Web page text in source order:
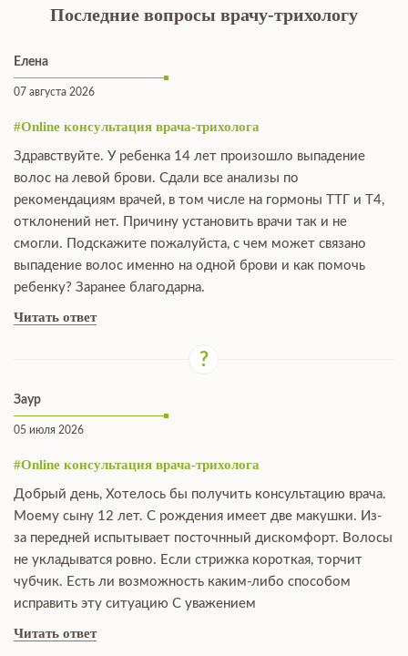
Последние вопросы врачу-трихологу
Елена
07 августа 2026
#Online консультация врача-трихолога
Здравствуйте. У ребенка 14 лет произошло выпадение
волос на левой брови. Сдали все анализы по
рекомендациям врачей, в том числе на гормоны ТТГ и Т4,
отклонений нет. Причину установить врачи так и не
смогли. Подскажите пожалуйста, с чем может связано
выпадение волос именно на одной брови и как помочь
ребенку? Заранее благодарна.
Читать ответ
Заур
05 июля 2026
#Online консультация врача-трихолога
Добрый день, Хотелось бы получить консультацию врача.
Моему сыну 12 лет. С рождения имеет две макушки. Из-
за передней испытывает посточнный дискомфорт. Волосы
не укладыватся ровно. Если стрижка короткая, торчит
чубчик. Есть ли возможность каким-либо способом
исправить эту ситуацию С уважением
Читать ответ